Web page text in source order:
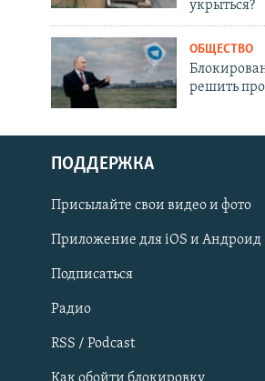
Українською
Qırımtatar
ПРИСОЕДИНЯЙТЕСЬ!
укрыться?
ОБЩЕСТВО
решить
ПОДДЕРЖКА
Присылайте свои видео и фото
Приложение для iOS и Андроид
Подписаться
Радио
RSS / Podcast